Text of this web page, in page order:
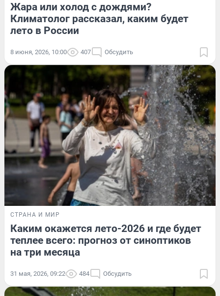
Жара или холод с дождями?
Климатолог рассказал, каким будет
лето в России
8 июня, 2026, 10:00 407 Обсудить
СТРАНА И МИР
Каким окажется лето-2026 и где будет
теплее всего: прогноз от синоптиков
на три месяца
31 мая, 2026, 09:22 484 Обсудить